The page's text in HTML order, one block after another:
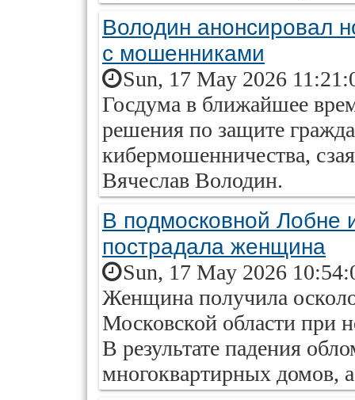
Володин анонсировал
с мошенниками
Sun, 17 May 2026
Госдума в ближайшее
решения по защите
кибермошенничества,
Вячеслав Володин.
В подмосковной Лобне
пострадала женщина
Sun, 17 May 2026
Женщина получила
Московской области при
В результате падения
многоквартирных домов,